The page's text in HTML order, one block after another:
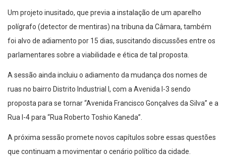
Um projeto inusitado, que previa a instalação de um aparelho
polígrafo (detector de mentiras) na tribuna da Câmara, também
foi alvo de adiamento por 15 dias, suscitando discussões entre os
parlamentares sobre a viabilidade e ética de tal proposta.
A sessão ainda incluiu o adiamento da mudança dos nomes de
ruas no bairro Distrito Industrial I, com a Avenida I-3 sendo
proposta para se tornar “Avenida Francisco Gonçalves da Silva” e a
Rua I-4 para “Rua Roberto Toshio Kaneda”.
A próxima sessão promete novos capítulos sobre essas questões
que continuam a movimentar o cenário político da cidade.